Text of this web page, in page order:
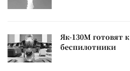
Як-130М готовят
беспилотники